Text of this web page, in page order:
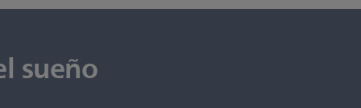
sueño